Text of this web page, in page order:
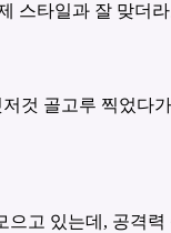
스타일과 잘 맞더
것 골고루 찍었다
으고 있는데, 공격